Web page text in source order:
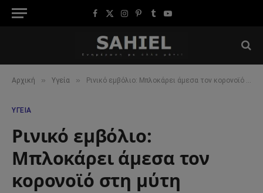
Facebook
X
Instagram
Pinterest
TumblrYouTube
Αρχική » Υγεία » Ρινικό εμβόλιο: Mπλοκάρει άμεσα τον κορονοϊό στη μύτη
ΥΓΕΊΑ
Ρινικό εμβόλιο:
Mπλοκάρει άμεσα τον
κορονοϊό στη μύτη